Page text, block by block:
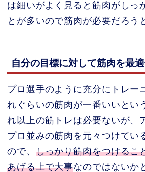
は細いがよく見ると筋肉がしっ
とが多いので筋肉が必要だろう
自分の目標に対して筋肉を最
プロ選手のように充分にトレー
れぐらいの筋肉が一番いいとい
れ以上の筋トレは必要ないが、
プロ並みの筋肉を元々つけてい
ので、 しっかり筋肉をつけるこ
あげる上で大事なのではないか